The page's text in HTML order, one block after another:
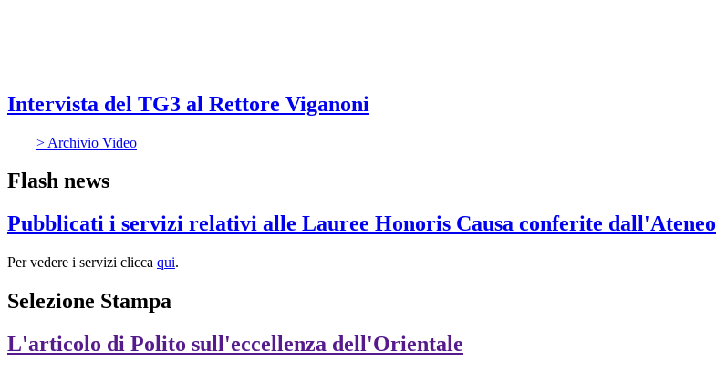
Intervista del TG3 al Rettore Viganoni
> Archivio Video
Flash news
Pubblicati i servizi relativi alle Lauree Honoris Causa conferite dall'Ateneo
Per vedere i servizi clicca qui.
Selezione Stampa
L'articolo di Polito sull'eccellenza dell'Orientale